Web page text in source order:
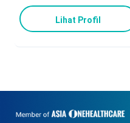
Lihat Profil